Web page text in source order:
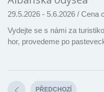
29.5.2026 - 5.6.2026 / Cena
Vydejte se s námi za
hor, provedeme po
PŘEDCHOZÍ